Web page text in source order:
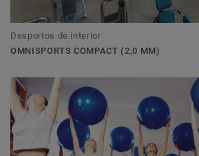
Desportos de interior
OMNISPORTS COMPACT (2,0 MM)